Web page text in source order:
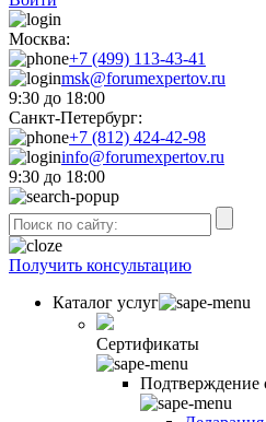
Москва:
+7 (499) 113-43-41
msk@forumexpertov.ru
9:30 до 18:00
Санкт-Петербург:
+7 (812) 424-42-98
info@forumexpertov.ru
9:30 до 18:00
Получить консультацию
Каталог услуг
Сертификаты
Подтверждение